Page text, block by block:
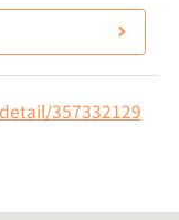
357332129